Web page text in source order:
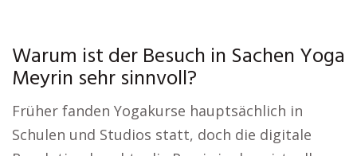
Warum ist der Besuch in Sachen Yoga
Meyrin sehr sinnvoll?
Früher fanden Yogakurse hauptsächlich in
Schulen und Studios statt, doch die digitale